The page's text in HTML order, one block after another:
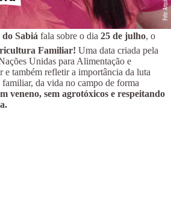
Sabiá fala sobre o dia 25 de julho, o
Familiar! Uma data criada pela
Unidas para Alimentação e
e também refletir a importância da luta
da vida no campo de forma
veneno, sem agrotóxicos e respeitando